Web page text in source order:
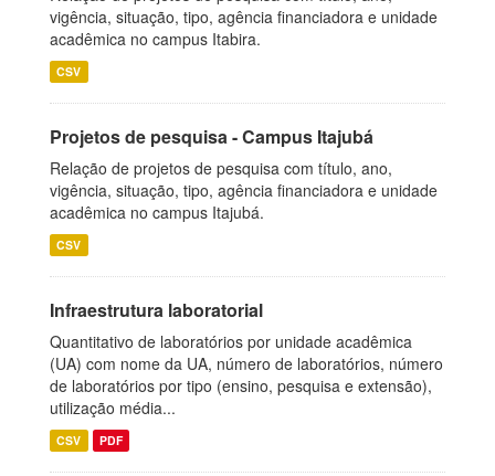
vigência, situação, tipo, agência financiadora e unidade
acadêmica no campus Itabira.
CSV
Projetos de pesquisa - Campus Itajubá
Relação de projetos de pesquisa com título, ano,
vigência, situação, tipo, agência financiadora e unidade
acadêmica no campus Itajubá.
CSV
Infraestrutura laboratorial
Quantitativo de laboratórios por unidade acadêmica
(UA) com nome da UA, número de laboratórios, número
de laboratórios por tipo (ensino, pesquisa e extensão),
utilização média...
CSV PDF